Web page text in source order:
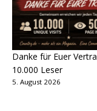
Danke für Euer
10.000 Leser
5. August 2026